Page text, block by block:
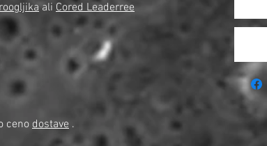
ali Cored Leaderree
ceno dostave .